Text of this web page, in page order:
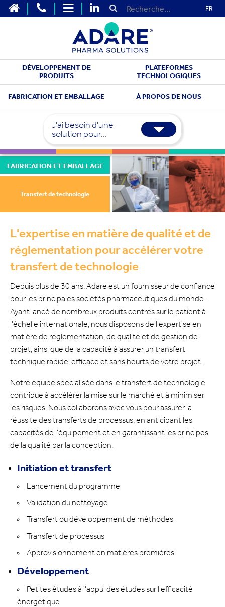
FR
DÉVELOPPEMENT DE
PRODUITS
PLATEFORMES
TECHNOLOGIQUES
FABRICATION ET EMBALLAGE À PROPOS DE NOUS
J'ai besoin d'une
solution pour...
FABRICATION ET EMBALLAGE
Transfert de technologie
L'expertise en matière de qualité et de
réglementation pour accélérer votre
transfert de technologie
Depuis plus de 30 ans, Adare est un fournisseur de confiance
pour les principales sociétés pharmaceutiques du monde.
Ayant lancé de nombreux produits centrés sur le patient à
l'échelle internationale, nous disposons de l'expertise en
matière de réglementation, de qualité et de gestion de
projet, ainsi que de la capacité à assurer un transfert
technique rapide, efficace et sans heurts de votre projet.
Notre équipe spécialisée dans le transfert de technologie
contribue à accélérer la mise sur le marché et à minimiser
les risques. Nous collaborons avec vous pour assurer la
réussite des transferts de processus, en anticipant les
capacités de l'équipement et en garantissant les principes
de la qualité par la conception.
Initiation et transfert
Lancement du programme
Validation du nettoyage
Transfert ou développement de méthodes
Transfert de processus
Approvisionnement en matières premières
Développement
Petites études à l'appui des études sur l'efficacité
énergétique